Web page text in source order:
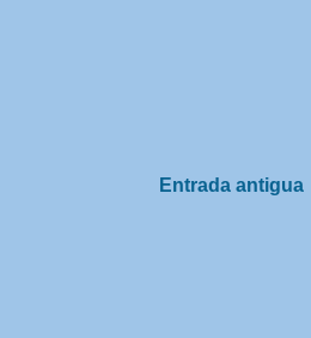
Entrada antigua